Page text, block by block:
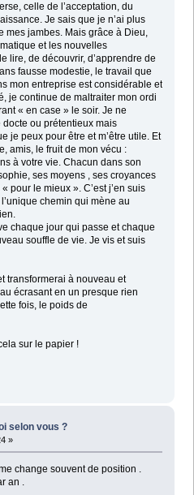
celle de l’acceptation, du
Je sais que je n’ai plus
mes jambes. Mais grâce à Dieu,
et les nouvelles
lire, de découvrir, d’apprendre de
fausse modestie, le travail que
mon entreprise est considérable et
je continue de maltraiter mon ordi
« en case » le soir. Je ne
ou prétentieux mais
je peux pour être et m’être utile. Et
amis, le fruit de mon vécu :
à votre vie. Chacun dans son
ses moyens , ses croyances
pour le mieux ». C’est j’en suis
chemin qui mène au
chaque jour qui passe et chaque
souffle de vie. Je vis et suis
transformerai à nouveau et
écrasant en un presque rien
fois, le poids de
sur le papier !
selon vous ?
»
change souvent de position .
an .